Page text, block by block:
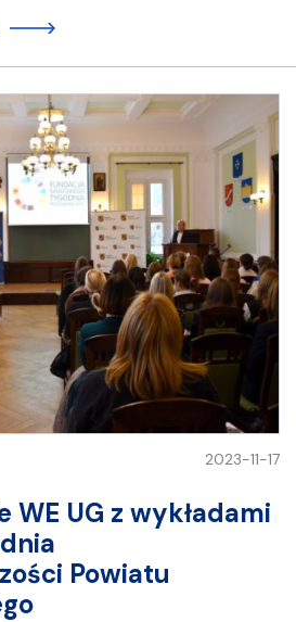
2023-11-17
WE UG z wykładami
Powiatu